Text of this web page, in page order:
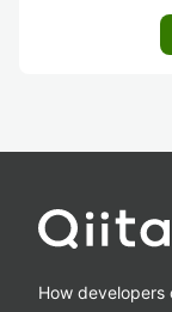
How developers